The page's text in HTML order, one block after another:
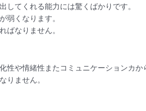
してくれる能力には驚くばかりです。
弱くなります。
ばなりません。
性や情緒性またコミュニケーションカ
りません。